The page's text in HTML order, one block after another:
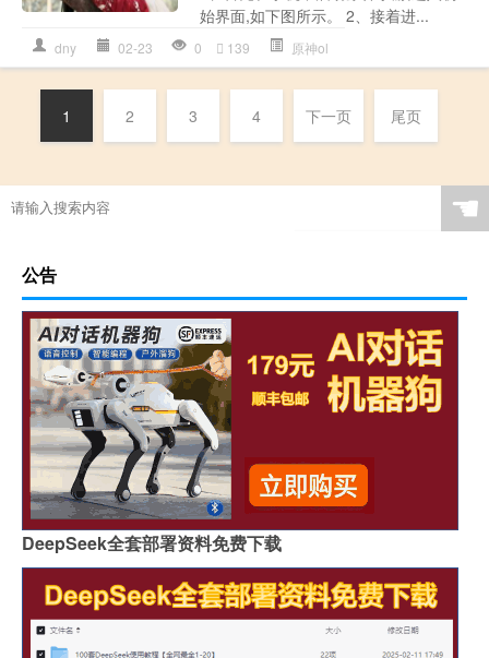
始界面,如下图所示。 2、接着进...
dny 02-23 0 139 原神ol
1 2 3 4 下一页 尾页
☚
公告
DeepSeek全套部署资料免费下载